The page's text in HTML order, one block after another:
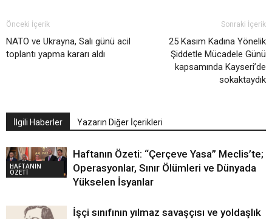
Önceki İçerik
NATO ve Ukrayna, Salı günü acil
toplantı yapma kararı aldı
Sonraki İçerik
25 Kasım Kadına Yönelik
Şiddetle Mücadele Günü
kapsamında Kayseri’de
sokaktaydık
İlgili Haberler Yazarın Diğer İçerikleri
HAFTANIN
ÖZETİ
Haftanın Özeti: “Çerçeve Yasa” Meclis’te;
Operasyonlar, Sınır Ölümleri ve Dünyada
Yükselen İsyanlar
İşçi sınıfının yılmaz savaşçısı ve yoldaşlık